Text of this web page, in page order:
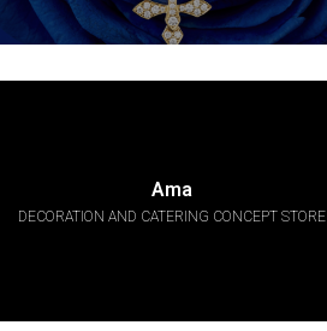
Ama
DECORATION AND CATERING CONCEPT STORE